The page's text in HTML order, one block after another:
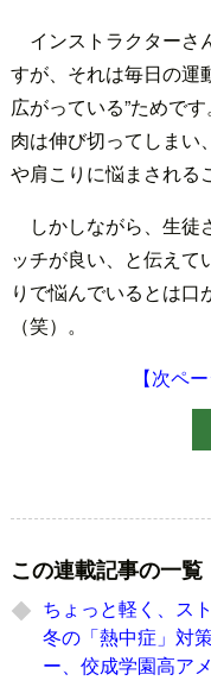
インストラクターさ
すが、それは毎日の運
広がっている”ためで
肉は伸び切ってしまい
や肩こりに悩まされる
しかしながら、生徒
ッチが良い、と伝えて
りで悩んでいるとは口
（笑）。
【次ペ
この連載記事の一覧
ちょっと軽く、ス
冬の「熱中症」対
ー、佼成学園高ア